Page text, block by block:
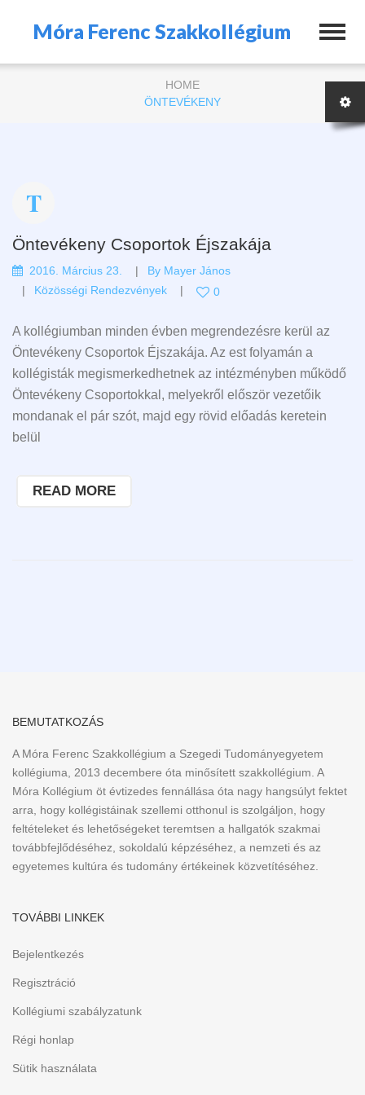
Móra Ferenc Szakkollégium
HOME
ÖNTEVÉKENY
Öntevékeny Csoportok Éjszakája
2016. Március 23. By Mayer János
Közösségi Rendezvények
0
A kollégiumban minden évben megrendezésre kerül az
Öntevékeny Csoportok Éjszakája. Az est folyamán a
kollégisták megismerkedhetnek az intézményben működő
Öntevékeny Csoportokkal, melyekről először vezetőik
mondanak el pár szót, majd egy rövid előadás keretein
belül
READ MORE
BEMUTATKOZÁS
A Móra Ferenc Szakkollégium a Szegedi Tudományegyetem
kollégiuma, 2013 decembere óta minősített szakkollégium. A
Móra Kollégium öt évtizedes fennállása óta nagy hangsúlyt fektet
arra, hogy kollégistáinak szellemi otthonul is szolgáljon, hogy
feltételeket és lehetőségeket teremtsen a hallgatók szakmai
továbbfejlődéséhez, sokoldalú képzéséhez, a nemzeti és az
egyetemes kultúra és tudomány értékeinek közvetítéséhez.
TOVÁBBI LINKEK
Bejelentkezés
Regisztráció
Kollégiumi szabályzatunk
Régi honlap
Sütik használata